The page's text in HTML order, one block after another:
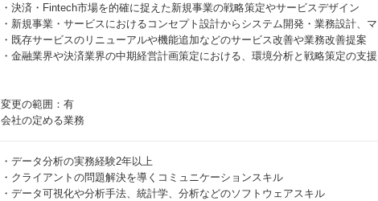
・決済・Fintech市場を的確に捉えた新規事業の戦略策定やサービスデザイン
・新規事業・サービスにおけるコンセプト設計からシステム開発・業務設計、
・既存サービスのリニューアルや機能追加などのサービス改善や業務改善提案
・金融業界や決済業界の中期経営計画策定における、環境分析と戦略策定の支
変更の範囲：有
会社の定める業務
・データ分析の実務経験2年以上
・クライアントの問題解決を導くコミュニケーションスキル
・データ可視化や分析手法、統計学、分析などのソフトウェアスキル